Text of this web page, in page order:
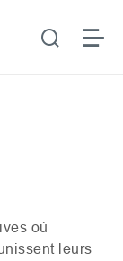
où
leurs